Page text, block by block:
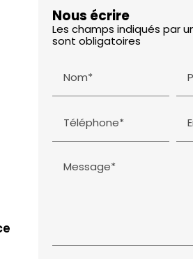
Nous écrire
Les champs indiqués par
sont obligatoires
Nom*
Téléphone*
Message*